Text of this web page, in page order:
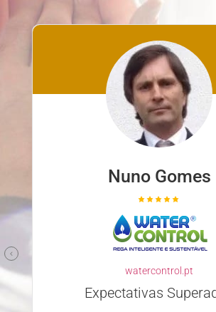
Nuno Gomes
watercontrol.pt
Expectativas Superadas